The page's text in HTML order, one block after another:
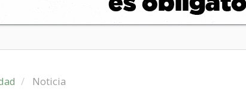
Noticia